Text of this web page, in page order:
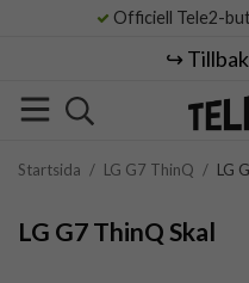
Officiell Tele2-
↪️
Startsida / LG G7 ThinQ / LG
LG G7 ThinQ Skal